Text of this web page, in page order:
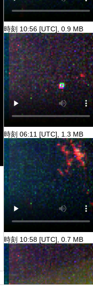
時刻 10:56 [UTC], 0.9 MB
時刻 06:11 [UTC], 1.3 MB
時刻 10:58 [UTC], 0.7 MB